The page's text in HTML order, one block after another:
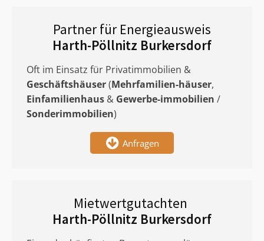
Partner für Energieausweis
Harth-Pöllnitz Burkersdorf
Oft im Einsatz für Privatimmobilien &
Geschäftshäuser(Mehrfamilien-häuser,
Einfamilienhaus & Gewerbe-immobilien /
Sonderimmobilien)
Anfragen
Mietwertgutachten
Harth-Pöllnitz Burkersdorf